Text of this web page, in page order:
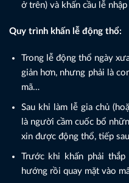
ở trên) và khấn cầu lễ nhập
Quy trình khấn lễ động thổ:
Trong lễ động thổ ngày
giản hơn, nhưng phải là
mã…
Sau khi làm lễ gia chủ
là người cầm cuốc bổ
xin được động thổ, tiếp
Trước khi khấn phải
hướng rồi quay mặt vào